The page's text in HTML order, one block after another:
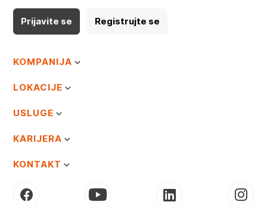
Prijavite se Registrujte se
KOMPANIJA
LOKACIJE
USLUGE
KARIJERA
KONTAKT